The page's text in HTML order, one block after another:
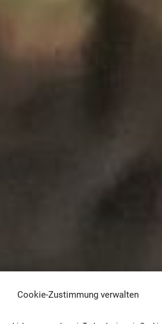
Cookie-Zustimmung verwalten